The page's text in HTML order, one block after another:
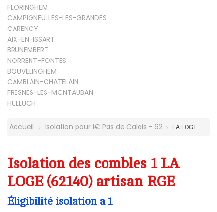
FLORINGHEM
CAMPIGNEULLES-LES-GRANDES
CARENCY
AIX-EN-ISSART
BRUNEMBERT
NORRENT-FONTES
BOUVELINGHEM
CAMBLAIN-CHATELAIN
FRESNES-LES-MONTAUBAN
HULLUCH
Accueil Isolation pour 1€ Pas de Calais - 62 LA LOGE
Isolation des combles 1 LA
LOGE (62140) artisan RGE
Éligibilité isolation a 1